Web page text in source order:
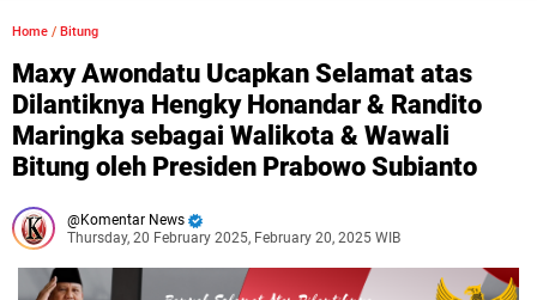
Home / Bitung
Maxy Awondatu Ucapkan Selamat atas
Dilantiknya Hengky Honandar & Randito
Maringka sebagai Walikota & Wawali
Bitung oleh Presiden Prabowo Subianto
Komentar News
Thursday, 20 February 2025, February 20, 2025 WIB